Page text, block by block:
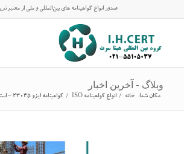
صدور انواع گواهینامه های بین‌المللی و ملی از
وبلاگ - آخرین اخبار
مکان شما: خانه / انواع گواهینامه ISO / گواهینامه ایزو 23045 – استاندارد ساخت و ساز...